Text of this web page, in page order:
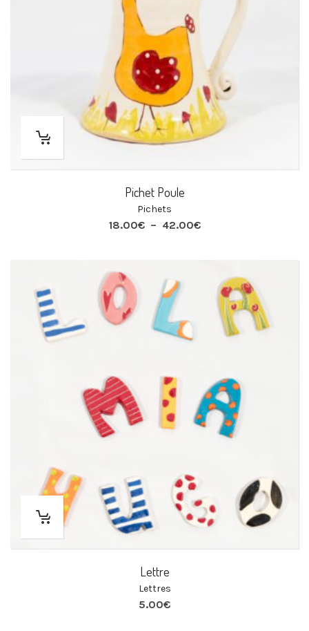
Pichet Poule
Pichets
18.00€ – 42.00€Plage
42.00€
Lettre
Lettres
5.00€